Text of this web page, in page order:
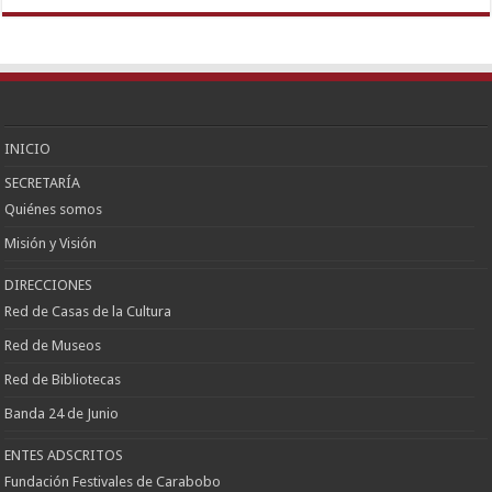
Escort
Kızılay
Escort
Keçiören
Escort
INICIO
SECRETARÍA
Quiénes somos
Misión y Visión
DIRECCIONES
Red de Casas de la Cultura
Red de Museos
Red de Bibliotecas
Banda 24 de Junio
ENTES ADSCRITOS
Fundación Festivales de Carabobo